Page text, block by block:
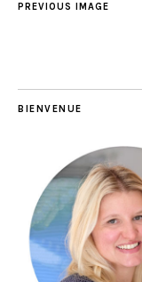
PREVIOUS IMAGE
BIENVENUE